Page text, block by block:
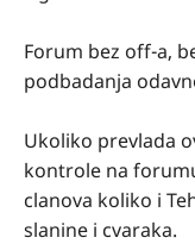
Forum bez off-a,
podbadanja
Ukoliko prevlada
kontrole na
clanova koliko i
slanine i cvaraka.